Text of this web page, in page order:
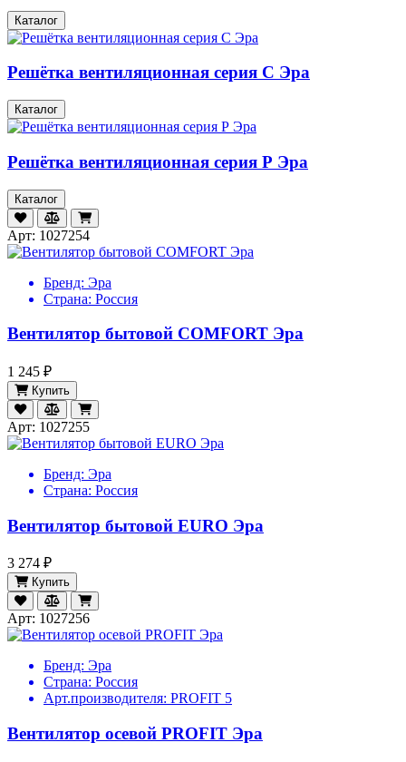
Каталог
Решётка вентиляционная серия С Эра
Каталог
Решётка вентиляционная серия Р Эра
Каталог
Арт: 1027254
Бренд: Эра
Страна: Россия
Вентилятор бытовой COMFORT Эра
1 245 ₽
Купить
Арт: 1027255
Бренд: Эра
Страна: Россия
Вентилятор бытовой EURO Эра
3 274 ₽
Купить
Арт: 1027256
Бренд: Эра
Страна: Россия
Арт.производителя: PROFIT 5
Вентилятор осевой PROFIT Эра